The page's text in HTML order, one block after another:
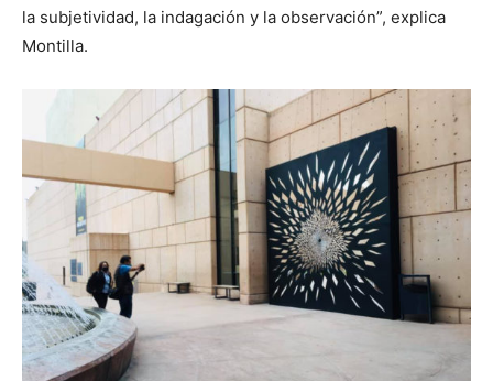
la subjetividad, la indagación y la observación”, explica
Montilla.